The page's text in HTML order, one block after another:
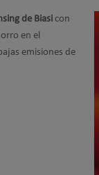
de Biasicon
en el
emisiones de